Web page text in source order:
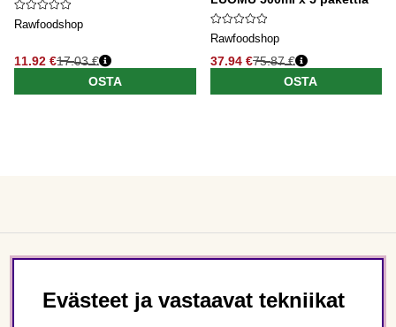
Rawfoodshop
11.92 €17.03 €
OSTA
Rawfoodshop
37.94 €75.87 €
OSTA
Evästeet ja vastaavat tekniikat